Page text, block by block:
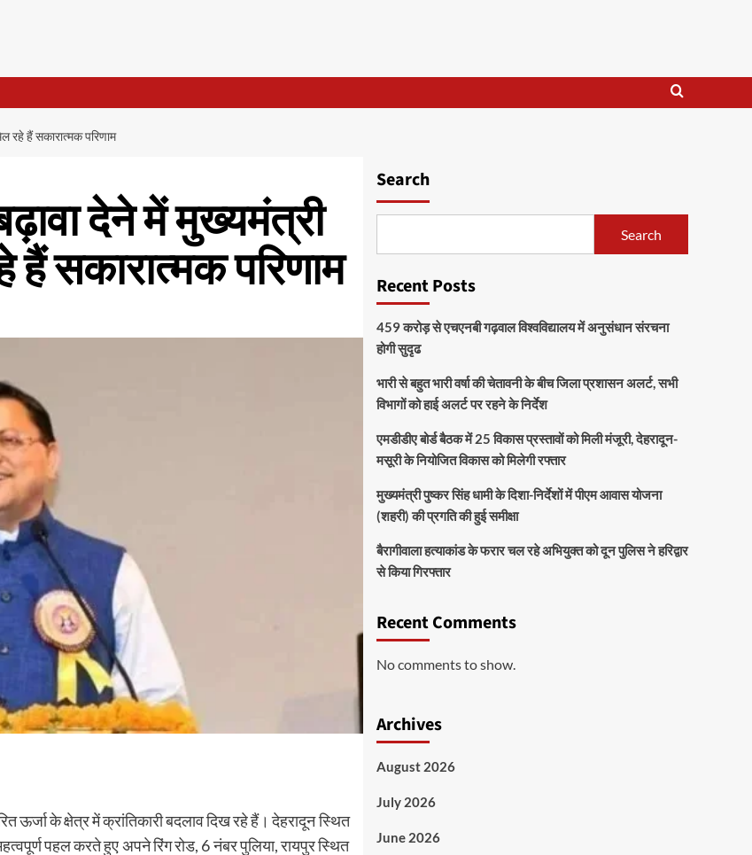
रहे हैं सकारात्मक परिणाम
देने में मुख्यमंत्री
हैं सकारात्मक परिणाम
ऊर्जा के क्षेत्र में क्रांतिकारी बदलाव दिख रहे हैं। देहरादून स्थित
पहल करते हुए अपने रिंग रोड, 6 नंबर पुलिया, रायपुर स्थित
Search
Search
Recent Posts
459 करोड़ से एचएनबी गढ़वाल विश्वविद्यालय में अनुसंधान संरचना
होगी सुदृढ
भारी से बहुत भारी वर्षा की चेतावनी के बीच जिला प्रशासन अलर्ट, सभी
विभागों को हाई अलर्ट पर रहने के निर्देश
एमडीडीए बोर्ड बैठक में 25 विकास प्रस्तावों को मिली मंजूरी, देहरादून-
मसूरी के नियोजित विकास को मिलेगी रफ्तार
मुख्यमंत्री पुष्कर सिंह धामी के दिशा-निर्देशों में पीएम आवास योजना
(शहरी) की प्रगति की हुई समीक्षा
बैरागीवाला हत्याकांड के फरार चल रहे अभियुक्त को दून पुलिस ने हरिद्वार
से किया गिरफ्तार
Recent Comments
No comments to show.
Archives
August 2026
July 2026
June 2026